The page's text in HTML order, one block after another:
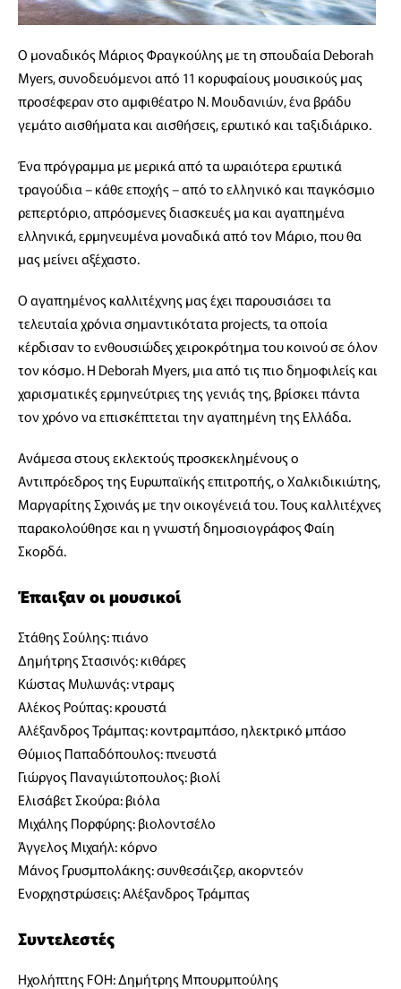
Ο μοναδικός Μάριος Φραγκούλης με τη σπουδαία Deborah
Myers, συνοδευόμενοι από 11 κορυφαίους μουσικούς μας
προσέφεραν στο αμφιθέατρο Ν. Μουδανιών, ένα βράδυ
γεμάτο αισθήματα και αισθήσεις, ερωτικό και ταξιδιάρικο.
Ένα πρόγραμμα με μερικά από τα ωραιότερα ερωτικά
τραγούδια – κάθε εποχής – από το ελληνικό και παγκόσμιο
ρεπερτόριο, απρόσμενες διασκευές μα και αγαπημένα
ελληνικά, ερμηνευμένα μοναδικά από τον Μάριο, που θα
μας μείνει αξέχαστο.
Ο αγαπημένος καλλιτέχνης μας έχει παρουσιάσει τα
τελευταία χρόνια σημαντικότατα projects, τα οποία
κέρδισαν το ενθουσιώδες χειροκρότημα του κοινού σε όλον
τον κόσμο. Η Deborah Myers, μια από τις πιο δημοφιλείς και
χαρισματικές ερμηνεύτριες της γενιάς της, βρίσκει πάντα
τον χρόνο να επισκέπτεται την αγαπημένη της Ελλάδα.
Ανάμεσα στους εκλεκτούς προσκεκλημένους ο
Αντιπρόεδρος της Ευρωπαϊκής επιτροπής, ο Χαλκιδικιώτης,
Μαργαρίτης Σχοινάς με την οικογένειά του. Τους καλλιτέχνες
παρακολούθησε και η γνωστή δημοσιογράφος Φαίη
Σκορδά.
Έπαιξαν οι μουσικοί
Στάθης Σούλης: πιάνο
Δημήτρης Στασινός: κιθάρες
Κώστας Μυλωνάς: ντραμς
Αλέκος Ρούπας: κρουστά
Αλέξανδρος Τράμπας: κοντραμπάσο, ηλεκτρικό μπάσο
Θύμιος Παπαδόπουλος: πνευστά
Γιώργος Παναγιώτοπουλος: βιολί
Ελισάβετ Σκούρα: βιόλα
Μιχάλης Πορφύρης: βιολοντσέλο
Άγγελος Μιχαήλ: κόρνο
Μάνος Γρυσμπολάκης: συνθεσάιζερ, ακορντεόν
Ενορχηστρώσεις: Αλέξανδρος Τράμπας
Συντελεστές
Ηχολήπτης FOH: Δημήτρης Μπουρμπούλης